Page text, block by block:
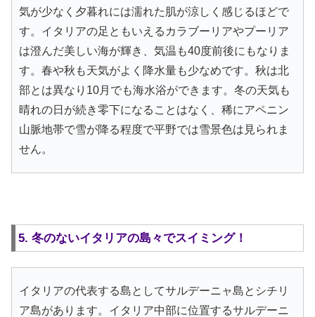
気が少なく夕暮れには濡れた肌が涼しく感じるほどで
す。イタリアの足ともいえるカラブーリアやプーリア
は澄んだ美しい海が輝き、気温も40度前後にもなりま
す。春や秋も天気がよく降水量も少なめです。秋は北
部とは異なり10月でも海水浴ができます。冬の天気も
晴れの日が続き零下になることはなく、稀にアペニン
山脈地帯で雪が降る程度で平野では雪景色は見られま
せん。
5. 冬のないイタリアの島々でスイミング！
イタリアの代表する島としてサルデーニャ島とシチリ
ア島があります。イタリア中部に位置するサルデーニ